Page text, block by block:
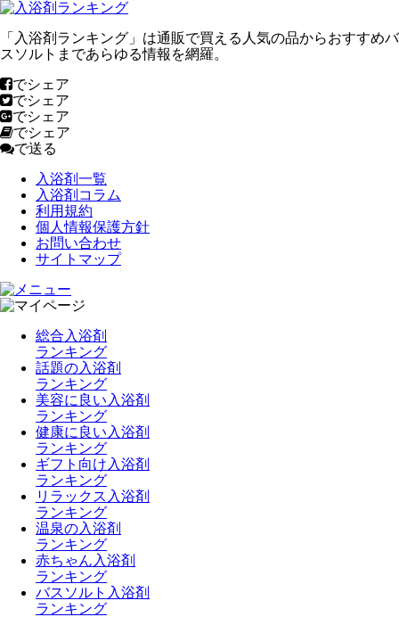
「入浴剤ランキング」は通販で買える人気の品からおすすめバ
スソルトまであらゆる情報を網羅。
でシェア
でシェア
でシェア
でシェア
で送る
入浴剤一覧
入浴剤コラム
利用規約
個人情報保護方針
お問い合わせ
サイトマップ
総合入浴剤
ランキング
話題の入浴剤
ランキング
美容に良い入浴剤
ランキング
健康に良い入浴剤
ランキング
ギフト向け入浴剤
ランキング
リラックス入浴剤
ランキング
温泉の入浴剤
ランキング
赤ちゃん入浴剤
ランキング
バスソルト入浴剤
ランキング